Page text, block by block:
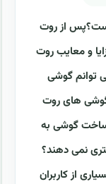
از روت
و معایب روت
توانم گوشی
های روت
گوشی به
نمی دهند؟
از کاربران